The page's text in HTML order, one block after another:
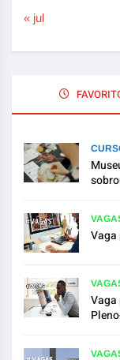
« jul
Vaga
Vaga